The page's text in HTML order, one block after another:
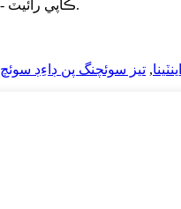
© ڪاپي رائيٽ - 2010-2026: سڀ حق محفوظ آهن.
اينٽينا, تيز سوئچنگ پن ڊاءِڊ سوئچ